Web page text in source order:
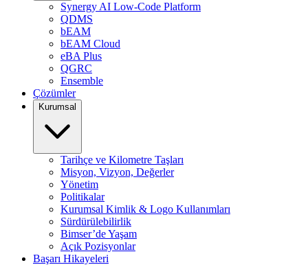
Synergy AI Low-Code Platform
QDMS
bEAM
bEAM Cloud
eBA Plus
QGRC
Ensemble
Çözümler
Kurumsal
Tarihçe ve Kilometre Taşları
Misyon, Vizyon, Değerler
Yönetim
Politikalar
Kurumsal Kimlik & Logo Kullanımları
Sürdürülebilirlik
Bimser’de Yaşam
Açık Pozisyonlar
Başarı Hikayeleri